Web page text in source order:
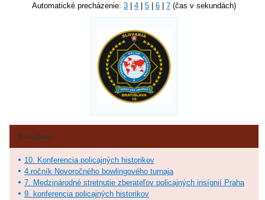
Automatické precházenie: 3 4 5 6 7 (čas v sekundách)
Fotoalbum
10. Konferencia policajných historikov
4.ročník Novoročného bowlingového turnaja
7. Medzinárodné stretnutie zberateľov policajných insígnií Praha
9. konferencia policajných historikov